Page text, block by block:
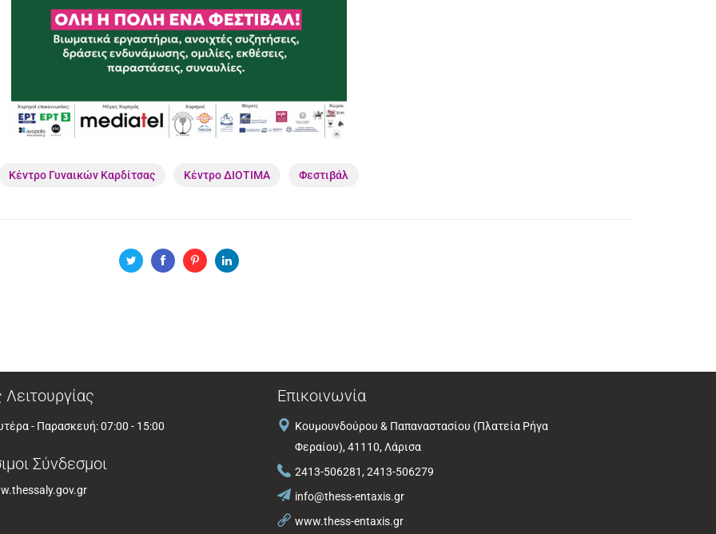
Κέντρο Γυναικών Καρδίτσας Κέντρο ΔΙΟΤΙΜΑ Φεστιβάλ
- Παρασκευή: 07:00 - 15:00
Σύνδεσμοι
Επικοινωνία
Κουμουνδούρου & Παπαναστασίου (Πλατεία Ρήγα
Φεραίου), 41110, Λάρισα
2413-506281, 2413-506279
info@thess-entaxis.gr
www.thess-entaxis.gr